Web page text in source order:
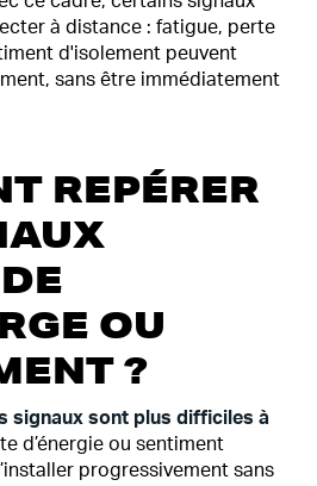
à distance : fatigue, perte
d'isolement peuvent
sans être immédiatement
REPÉRER
OU
?
signaux sont plus difficiles à
d’énergie ou sentiment
progressivement sans